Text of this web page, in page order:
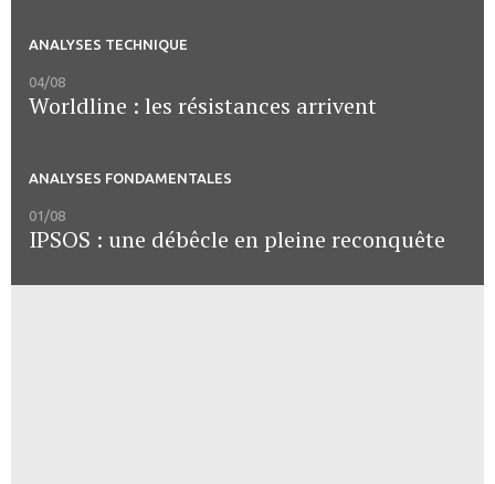
ANALYSES TECHNIQUE
04/08
Worldline : les résistances arrivent
ANALYSES FONDAMENTALES
01/08
IPSOS : une débêcle en pleine reconquête